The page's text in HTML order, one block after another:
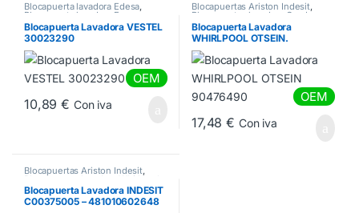
Blocapuerta lavadora Edesa,
Blocapuerta lavadora Fagor
Blocapuerta Lavadora Vestel,
Blocapuertas Lavadora Haier Teka
Blocapuerta Lavadora VESTEL
30023290
OEM
10,89€ Con iva
Blocapuertas Ariston Indesit,
Blocapuertas lavadora Candy
Blocapuertas lavadora Otsein
Blocapuertas lavadora Whirlpool
Blocapuerta Lavadora
WHIRLPOOL OTSEIN.
90476490
OEM
17,48€ Con iva
Blocapuertas Ariston Indesit,
Blocapuertas lavadora Whirlpool
Blocapuerta Lavadora INDESIT
C00375005 – 481010602648